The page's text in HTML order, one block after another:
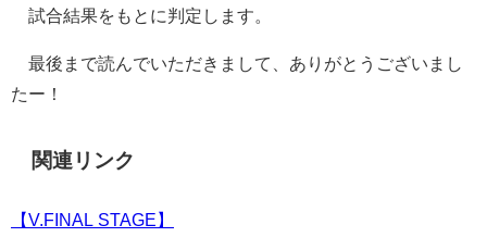
試合結果をもとに判定します。
最後まで読んでいただきまして、ありがとうございまし
たー！
関連リンク
【V.FINAL STAGE】